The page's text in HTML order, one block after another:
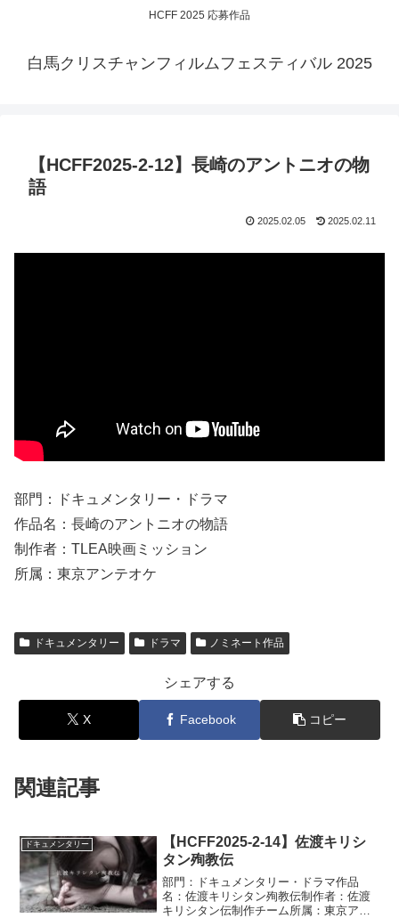
HCFF 2025 応募作品
白馬クリスチャンフィルムフェスティバル 2025
【HCFF2025-2-12】長崎のアントニオの物
語
2025.02.05 2025.02.11
部門：ドキュメンタリー・ドラマ
作品名：長崎のアントニオの物語
制作者：TLEA映画ミッション
所属：東京アンテオケ
ドキュメンタリー ドラマ ノミネート作品
シェアする
X Facebook コピー
関連記事
ドキュメンタリー
【HCFF2025-2-14】佐渡キリシ
タン殉教伝
部門：ドキュメンタリー・ドラマ作品
名：佐渡キリシタン殉教伝制作者：佐渡
キリシタン伝制作チーム所属：東京アン